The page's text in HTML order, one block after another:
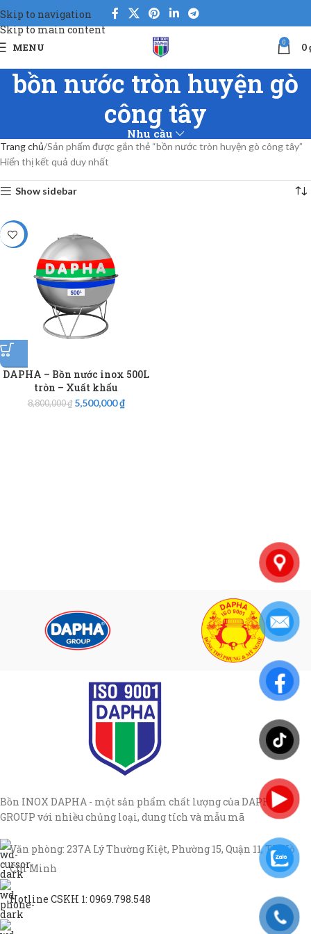
Skip to navigation
Skip to main content
MENU 0 0
bồn nước tròn huyện gò
công tây
Nhu cầu
Trang chủ Sản phẩm được gắn thẻ “bồn nước tròn huyện gò công tây”
Hiển thị kết quả duy nhất
Show sidebar
-38%
DAPHA – Bồn nước inox 500L
tròn – Xuất khẩu
8,800,000₫ 5,500,000₫
Bồn INOX DAPHA - một sản phẩm chất lượng của DAPHA
GROUP với nhiều chủng loại, dung tích và mẫu mã
Văn phòng: 237A Lý Thường Kiệt, Phường 15, Quận 11, TP Hồ
Chí Minh
Hotline CSKH 1: 0969.798.548